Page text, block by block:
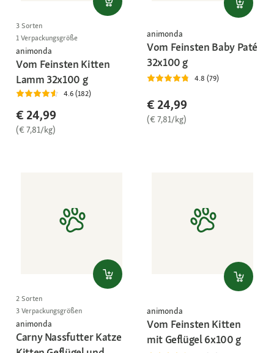
3 Sorten
1 Verpackungsgröße
animonda
Vom Feinsten Kitten
Lamm 32x100 g
4.6 (182)
€ 24,99
(€ 7,81/kg)
animonda
Vom Feinsten Baby Paté
32x100 g
4.8 (79)
€ 24,99
(€ 7,81/kg)
2 Sorten
3 Verpackungsgrößen
animonda
Carny Nassfutter Katze
animonda
Vom Feinsten Kitten
mit Geflügel 6x100 g